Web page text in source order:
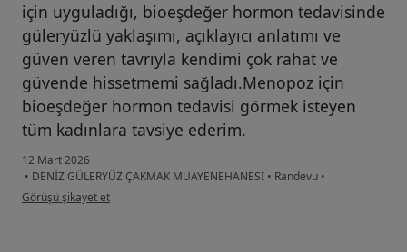
için uyguladığı, bioeşdeğer hormon tedavisinde
güleryüzlü yaklaşımı, açıklayıcı anlatımı ve
güven veren tavrıyla kendimi çok rahat ve
güvende hissetmemi sağladı.Menopoz için
bioeşdeğer hormon tedavisi görmek isteyen
tüm kadınlara tavsiye ederim.
12 Mart 2026
• DENİZ GÜLERYÜZ ÇAKMAK MUAYENEHANESİ • Randevu •
kullanıcının görüşüne göre b.....
Görüşü şikayet et